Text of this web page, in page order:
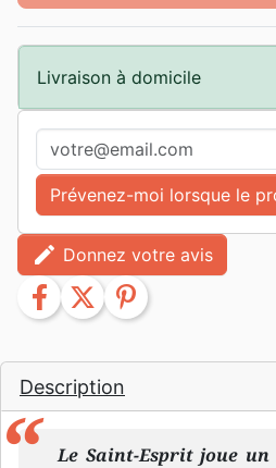
Description
Le Saint-Esprit joue
Livraison à domicile
Prévenez-moi lorsque le
edit Donnez votre avis
facebook twitter pinterest